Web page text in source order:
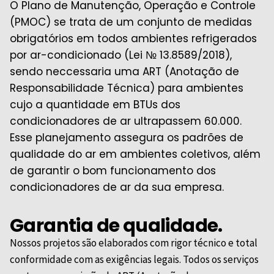
O Plano de Manutenção, Operação e Controle
(PMOC) se trata de um conjunto de medidas
obrigatórios em todos ambientes refrigerados
por ar-condicionado (Lei № 13.8589/2018),
sendo neccessaria uma ART (Anotação de
Responsabilidade Técnica) para ambientes
cujo a quantidade em BTUs dos
condicionadores de ar ultrapassem 60.000.
Esse planejamento assegura os padrões de
qualidade do ar em ambientes coletivos, além
de garantir o bom funcionamento dos
condicionadores de ar da sua empresa.
Garantia de qualidade.
Nossos projetos são elaborados com rigor técnico e total
conformidade com as exigências legais. Todos os serviços